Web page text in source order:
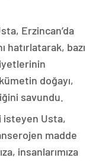
Erzincan’da
hatırlatarak, bazı
doğayı,
savundu.
isteyen Usta,
madde
insanlarımıza